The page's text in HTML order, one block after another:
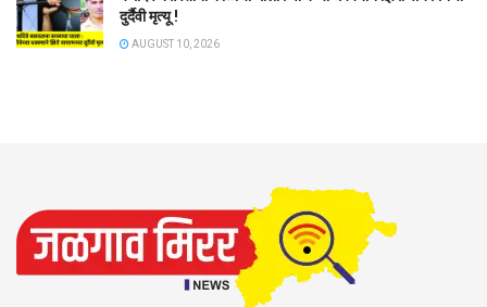
दुर्दैवी मृत्यू !
AUGUST 10, 2026